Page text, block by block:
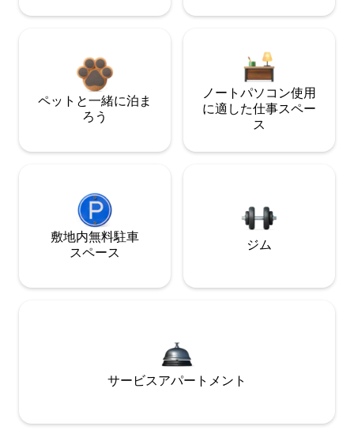
ペットと一緒に泊ま
ろう
ノートパソコン使用
に適した仕事スペー
ス
敷地内無料駐⁠車
ス⁠ペ⁠ー⁠ス
ジム
サービスアパートメント